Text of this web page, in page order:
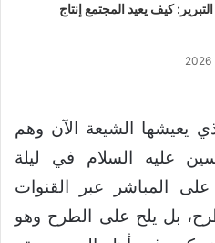
كيف يعيد المجتمع إنتاج
يعيشها الشيعة الآن وهم
عليه السلام في ليلة
المباشر عبر القنوات
بل يلح على الطرح وهو